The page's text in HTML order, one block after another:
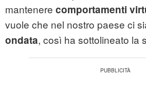
mantenere comportamenti
vuole che nel nostro paese ci
ondata, così ha sottolineato la